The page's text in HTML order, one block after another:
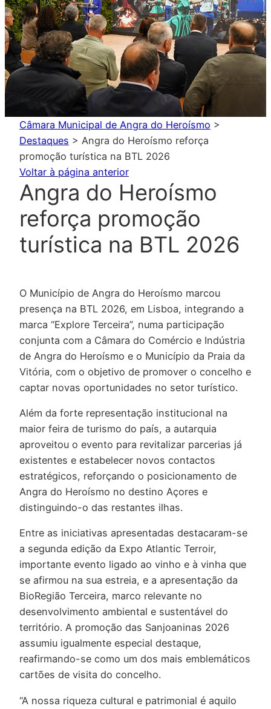
Câmara Municipal de Angra do Heroísmo >
Destaques > Angra do Heroísmo reforça
promoção turística na BTL 2026
Voltar à página anterior
Angra do Heroísmo
reforça promoção
turística na BTL 2026
O Município de Angra do Heroísmo marcou
presença na BTL 2026, em Lisboa, integrando a
marca “Explore Terceira”, numa participação
conjunta com a Câmara do Comércio e Indústria
de Angra do Heroísmo e o Município da Praia da
Vitória, com o objetivo de promover o concelho e
captar novas oportunidades no setor turístico.
Além da forte representação institucional na
maior feira de turismo do país, a autarquia
aproveitou o evento para revitalizar parcerias já
existentes e estabelecer novos contactos
estratégicos, reforçando o posicionamento de
Angra do Heroísmo no destino Açores e
distinguindo-o das restantes ilhas.
Entre as iniciativas apresentadas destacaram-se
a segunda edição da Expo Atlantic Terroir,
importante evento ligado ao vinho e à vinha que
se afirmou na sua estreia, e a apresentação da
BioRegião Terceira, marco relevante no
desenvolvimento ambiental e sustentável do
território. A promoção das Sanjoaninas 2026
assumiu igualmente especial destaque,
reafirmando-se como um dos mais emblemáticos
cartões de visita do concelho.
“A nossa riqueza cultural e patrimonial é aquilo